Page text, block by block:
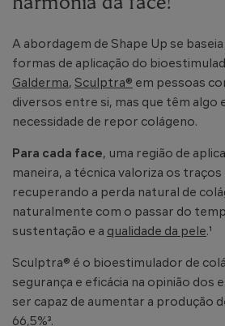
A abordagem de Shape Up se
formas de aplicação do
Galderma, Sculptra® em pessoas
diversos entre si, mas que têm algo
necessidade de repor colágeno.
Para cada face, uma região de
maneira, a técnica valoriza os traços
recuperando a perda natural de
naturalmente com o passar do
sustentação e a qualidade da pele.¹
Sculptra® é o bioestimulador de
segurança e eficácia na opinião dos
ser capaz de aumentar a produção
66,5%³.